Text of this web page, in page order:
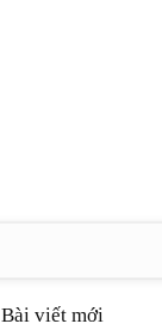
Bài viết mới